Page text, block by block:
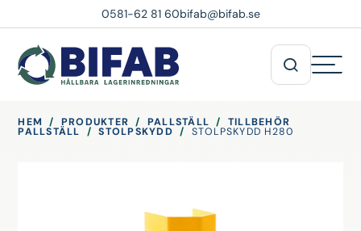
0581-62 81 60bifab@bifab.se
HEM / PRODUKTER / PALLSTÄLL /
TILLBEHÖR
PALLSTÄLL
/ STOLPSKYDD / STOLPSKYDD H280